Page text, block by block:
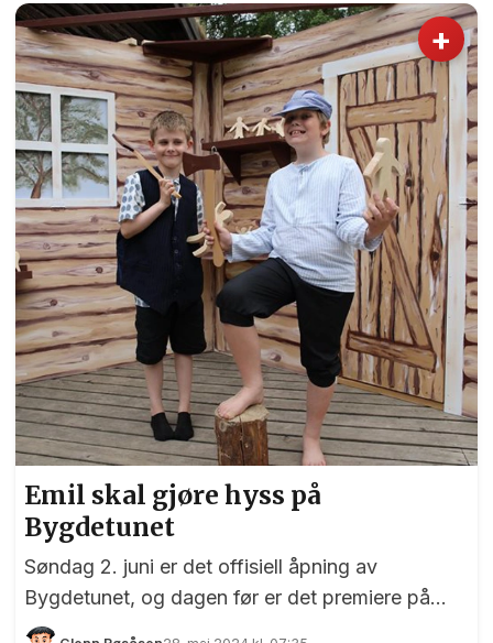
spilte i stumfilmer. På grunn av store
helsemessige utfordringer er det 16 år siden sist
Owe selv sto på en scene. Men da hans gamle
lærer fra Romerike folkehøgskole spurte om han
ville spille skurken i Raknehaugspillet takket han
ja. Ove Christian Owe har takket j...
+
Emil skal gjøre hyss på
Bygdetunet
Søndag 2. juni er det offisiell åpning av
Bygdetunet, og dagen før er det premiere på
«Emil i Lønneberget» framført av Stjerneskudd